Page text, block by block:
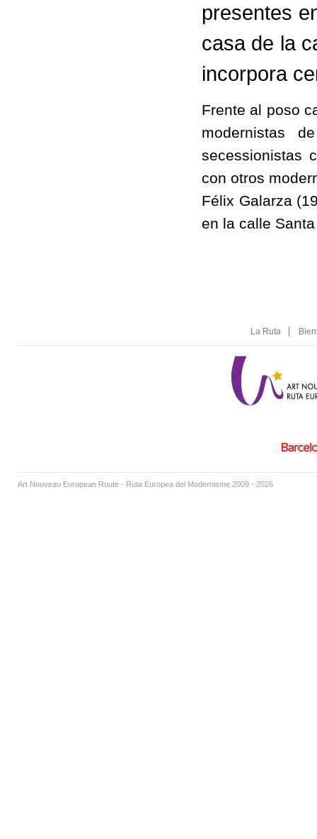
presentes
casa de la
incorpora
Frente al poso
modernistas
secessionistas
con otros
Félix Galarza
en la calle
La Ruta
Art Nouveau European Route - Ruta Europea del Modernisme 2009 - 2026